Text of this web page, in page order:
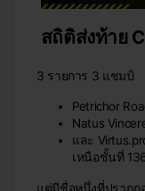
สถิติส่งท้าย
3 รายการ 3 แชมป์
Petrichor
Natus
และ
เหนือชั้นที่
แต่มีชื่อหนึ่งที่ปรากฏ